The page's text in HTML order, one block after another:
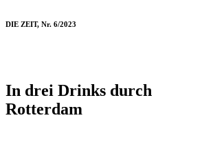
DIE ZEIT, Nr. 6/2023
In drei Drinks durch
Rotterdam